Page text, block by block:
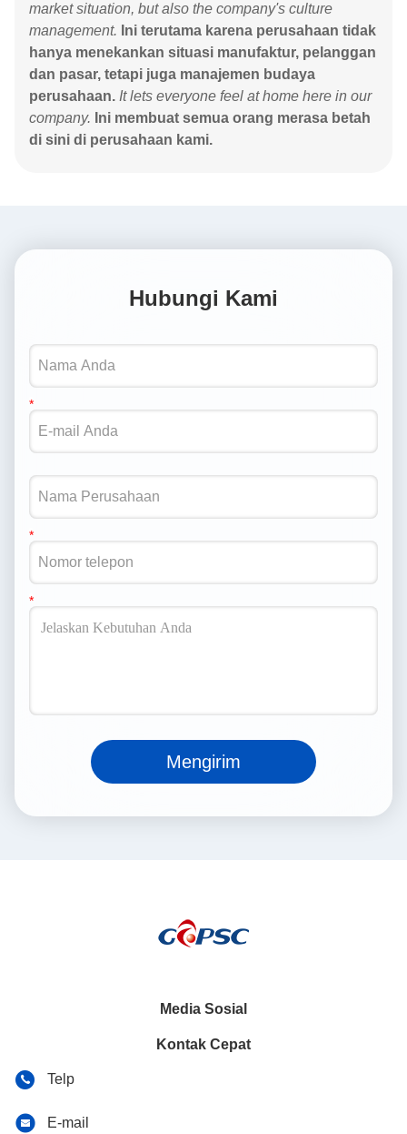
market situation, but also the company's culture
management. Ini terutama karena perusahaan tidak
hanya menekankan situasi manufaktur, pelanggan
dan pasar, tetapi juga manajemen budaya
perusahaan. It lets everyone feel at home here in our
company. Ini membuat semua orang merasa betah
di sini di perusahaan kami.
Hubungi Kami
Mengirim
Media Sosial
Kontak Cepat
Telp
E-mail